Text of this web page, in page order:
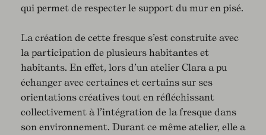
qui permet de respecter le support du mur en pisé.
La création de cette fresque s’est construite avec
la participation de plusieurs habitantes et
habitants. En effet, lors d’un atelier Clara a pu
échanger avec certaines et certains sur ses
orientations créatives tout en réfléchissant
collectivement à l’intégration de la fresque dans
son environnement. Durant ce même atelier, elle a